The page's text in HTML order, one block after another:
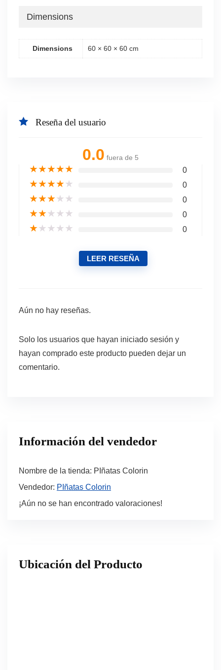
Dimensions
Dimensions 60 × 60 × 60 cm
Reseña del usuario
0.0 fuera de 5
★★★★★ 0
★★★★★ 0
★★★★★ 0
★★★★★ 0
★★★★★ 0
LEER RESEÑA
Aún no hay reseñas.
Solo los usuarios que hayan iniciado sesión y
hayan comprado este producto pueden dejar un
comentario.
Información del vendedor
Nombre de la tienda: PIñatas Colorin
Vendedor: PIñatas Colorin
¡Aún no se han encontrado valoraciones!
Ubicación del Producto